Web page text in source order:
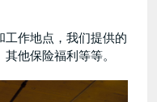
工作地点，我们提供的
他保险福利等等。